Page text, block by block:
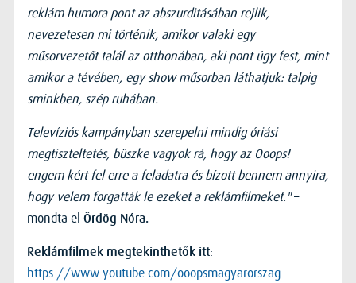
reklám humora pont az abszurditásában rejlik,
nevezetesen mi történik, amikor valaki egy
műsorvezetőt talál az otthonában, aki pont úgy fest, mint
amikor a tévében, egy show műsorban láthatjuk: talpig
sminkben, szép ruhában.
Televíziós kampányban szerepelni mindig óriási
megtiszteltetés, büszke vagyok rá, hogy az Ooops!
engem kért fel erre a feladatra és bízott bennem annyira,
hogy velem forgatták le ezeket a reklámfilmeket."–
mondta elÖrdög Nóra.
Reklámfilmek megtekinthetők itt:
https://www.youtube.com/ooopsmagyarorszag